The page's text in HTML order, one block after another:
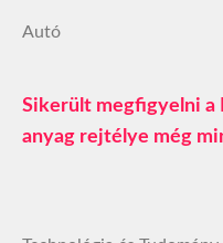
Autó
Sikerült megfigyelni a
anyag rejtélye még